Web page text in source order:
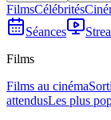
FilmsCélébrités
Séances
Films
Films au cinéma
attendusLes plus